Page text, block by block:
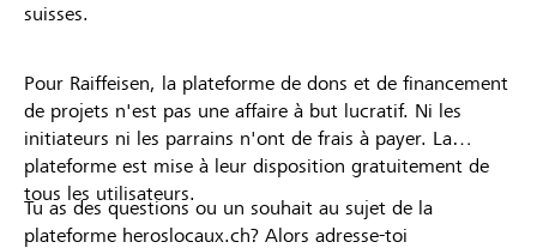
suisses.
Pour Raiffeisen, la plateforme de dons et de financement
de projets n'est pas une affaire à but lucratif. Ni les
initiateurs ni les parrains n'ont de frais à payer. La
plateforme est mise à leur disposition gratuitement de
tous les utilisateurs.
Tu as des questions ou un souhait au sujet de la
plateforme heroslocaux.ch? Alors adresse-toi